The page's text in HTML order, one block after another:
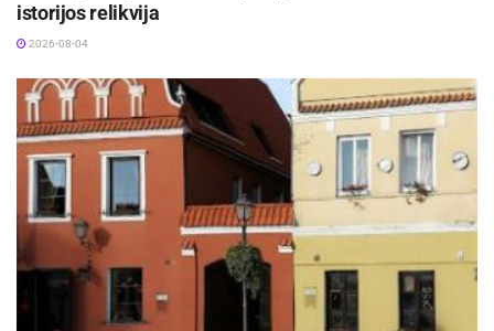
istorijos relikvija
2026-08-04